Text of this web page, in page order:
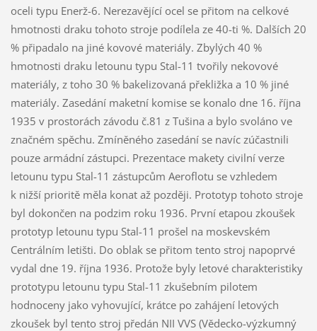
oceli typu Enerž-6. Nerezavějící ocel se přitom na celkové
hmotnosti draku tohoto stroje podílela ze 40-ti %. Dalších 20
% připadalo na jiné kovové materiály. Zbylých 40 %
hmotnosti draku letounu typu Stal-11 tvořily nekovové
materiály, z toho 30 % bakelizovaná překližka a 10 % jiné
materiály. Zasedání maketní komise se konalo dne 16. října
1935 v prostorách závodu č.81 z Tušina a bylo svoláno ve
značném spěchu. Zmíněného zasedání se navíc zúčastnili
pouze armádní zástupci. Prezentace makety civilní verze
letounu typu Stal-11 zástupcům Aeroflotu se vzhledem
k nižší prioritě měla konat až později. Prototyp tohoto stroje
byl dokončen na podzim roku 1936. První etapou zkoušek
prototyp letounu typu Stal-11 prošel na moskevském
Centrálním letišti. Do oblak se přitom tento stroj napoprvé
vydal dne 19. října 1936. Protože byly letové charakteristiky
prototypu letounu typu Stal-11 zkušebním pilotem
hodnoceny jako vyhovující, krátce po zahájení letových
zkoušek byl tento stroj předán NII VVS (Vědecko-výzkumný